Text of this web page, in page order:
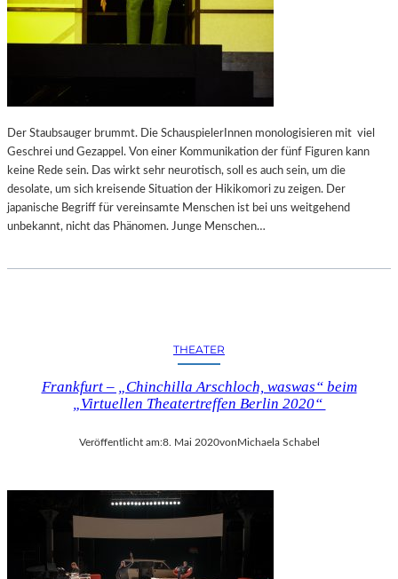
Der Staubsauger brummt. Die SchauspielerInnen monologisieren mit viel
Geschrei und Gezappel. Von einer Kommunikation der fünf Figuren kann
keine Rede sein. Das wirkt sehr neurotisch, soll es auch sein, um die
desolate, um sich kreisende Situation der Hikikomori zu zeigen. Der
japanische Begriff für vereinsamte Menschen ist bei uns weitgehend
unbekannt, nicht das Phänomen. Junge Menschen…
THEATER
Frankfurt – „Chinchilla Arschloch, waswas“ beim
„Virtuellen Theatertreffen Berlin 2020“
Veröffentlicht am:8. Mai 2020vonMichaela Schabel